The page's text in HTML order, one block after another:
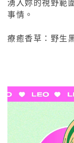
湧入妳的視野範
事情。
療癒香草：野生